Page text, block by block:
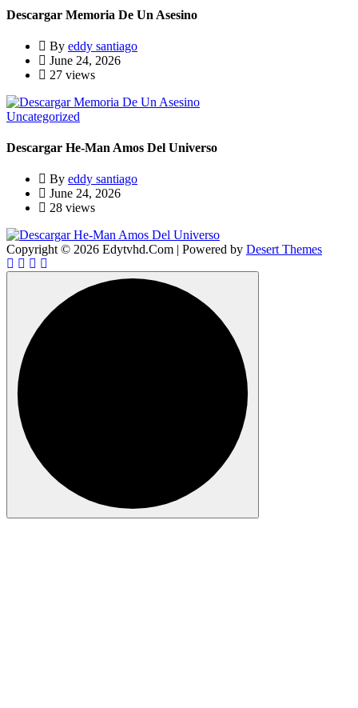
Descargar Memoria De Un Asesino
By eddy santiago
June 24, 2026
27 views
Uncategorized
Descargar He-Man Amos Del Universo
By eddy santiago
June 24, 2026
28 views
Copyright © 2026 Edytvhd.Com | Powered by Desert Themes